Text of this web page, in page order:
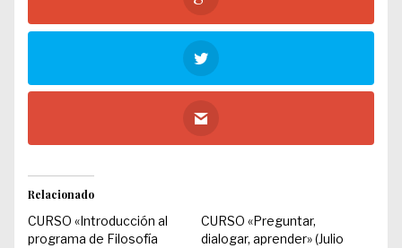
Relacionado
CURSO «Introducción al
programa de Filosofía
CURSO «Preguntar,
dialogar, aprender» (Julio